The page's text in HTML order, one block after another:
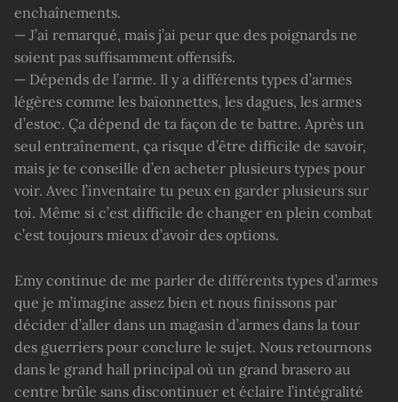
enchaînements.
— J’ai remarqué, mais j’ai peur que des poignards ne
soient pas suffisamment offensifs.
— Dépends de l’arme. Il y a différents types d’armes
légères comme les baïonnettes, les dagues, les armes
d’estoc. Ça dépend de ta façon de te battre. Après un
seul entraînement, ça risque d’être difficile de savoir,
mais je te conseille d’en acheter plusieurs types pour
voir. Avec l’inventaire tu peux en garder plusieurs sur
toi. Même si c’est difficile de changer en plein combat
c’est toujours mieux d’avoir des options.
Emy continue de me parler de différents types d’armes
que je m’imagine assez bien et nous finissons par
décider d’aller dans un magasin d’armes dans la tour
des guerriers pour conclure le sujet. Nous retournons
dans le grand hall principal où un grand brasero au
centre brûle sans discontinuer et éclaire l’intégralité